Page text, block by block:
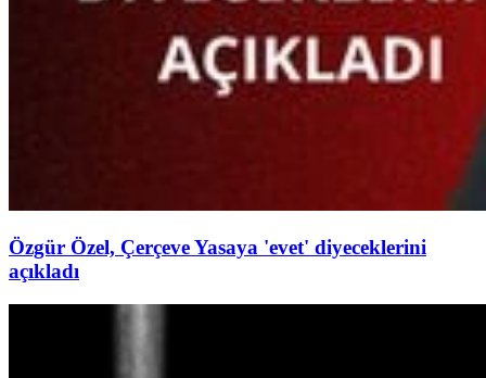
Özgür Özel, Çerçeve Yasaya 'evet' diyeceklerini
açıkladı